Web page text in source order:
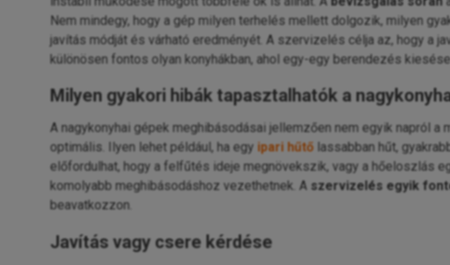
Nem mindegy, hogy a gép milyen terhelés mellett dolgozik, milyen
javítás módját és várható eredményét. A szervizelés célja az, hogy a
különösen fontos olyan konyhákban, ahol egy-egy berendezés
Milyen gyakori hibák tapasztalhatók a
A nagykonyhai gépek meghibásodásai jellemzően nem egyik napról
optimális. Ilyen lehet például, ha egy ipari hűtő lassabban hűt,
előfordulhat, hogy a felfűtés ideje megnövekszik, vagy a hőeloszlás
komolyabb meghibásodáshoz vezethetnek. A szervizelés egyik
beavatkozzon.
Javítás vagy csere kérdése